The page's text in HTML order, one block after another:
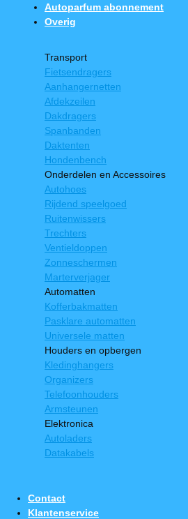
Autoparfum abonnement
Overig
Transport
Fietsendragers
Aanhangernetten
Afdekzeilen
Dakdragers
Spanbanden
Daktenten
Hondenbench
Onderdelen en Accessoires
Autohoes
Rijdend speelgoed
Ruitenwissers
Trechters
Ventieldoppen
Zonneschermen
Marterverjager
Automatten
Kofferbakmatten
Pasklare automatten
Universele matten
Houders en opbergen
Kledinghangers
Organizers
Telefoonhouders
Armsteunen
Elektronica
Autoladers
Datakabels
Contact
Klantenservice